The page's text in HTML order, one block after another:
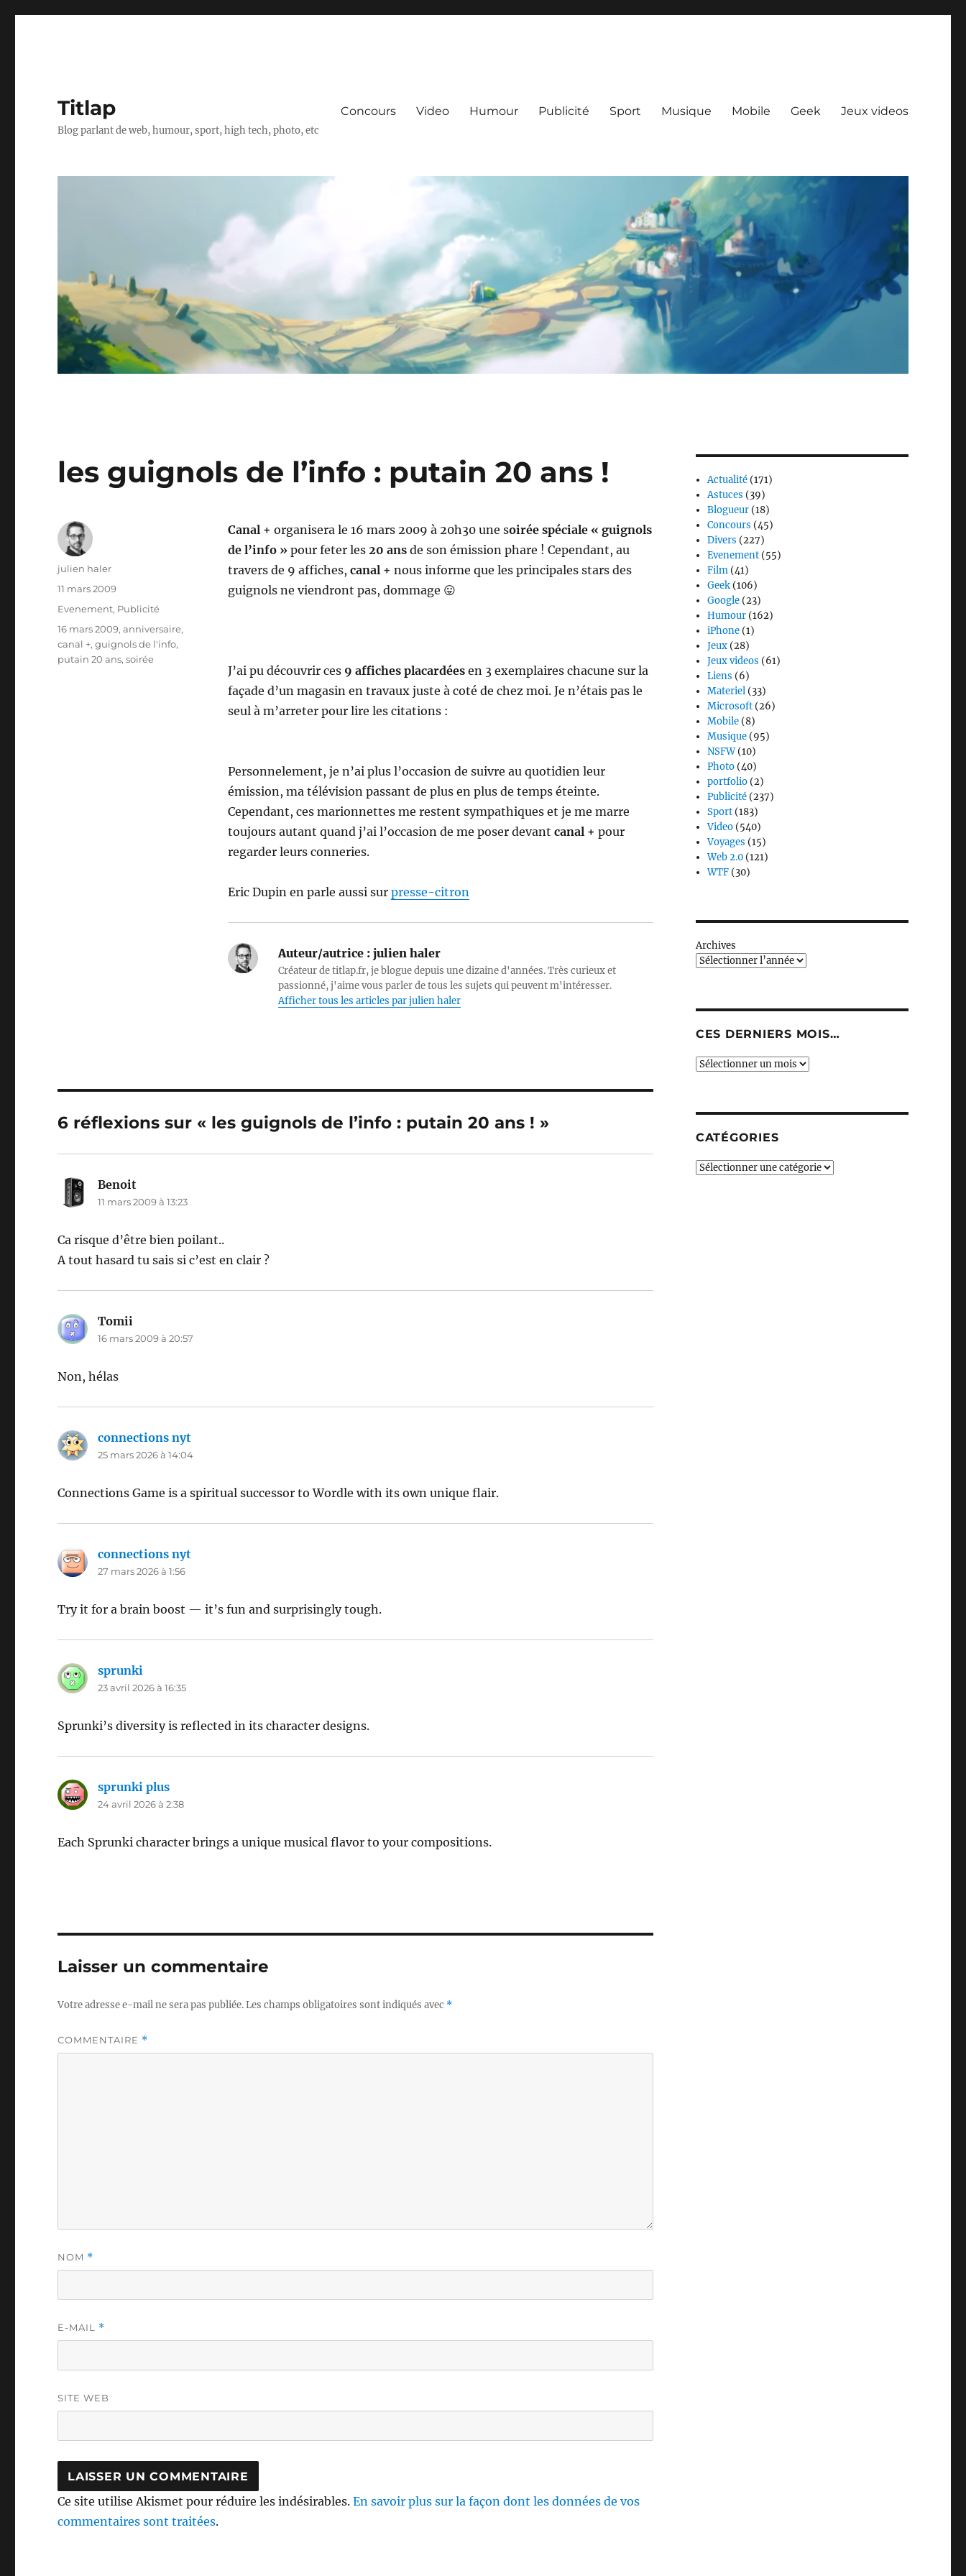
Titlap
Blog parlant de web, humour, sport, high tech, photo, etc
Concours Video Humour Publicité Sport Musique Mobile Geek Jeux videos
les guignols de l’info : putain 20 ans !
Canal + organisera le 16 mars 2009 à 20h30 une soirée spéciale « guignols
de l’info » pour feter les 20 ansde son émission phare ! Cependant, au
travers de 9 affiches, canal + nous informe que les principales stars des
guignols ne viendront pas, dommage 😛
J’ai pu découvrir ces 9 affiches placardéesen 3 exemplaires chacune sur la
façade d’un magasin en travaux juste à coté de chez moi. Je n’étais pas le
seul à m’arreter pour lire les citations :
Personnelement, je n’ai plus l’occasion de suivre au quotidien leur
émission, ma télévision passant de plus en plus de temps éteinte.
Cependant, ces marionnettes me restent sympathiques et je me marre
toujours autant quand j’ai l’occasion de me poser devant canal + pour
regarder leurs conneries.
Eric Dupin en parle aussi sur presse-citron
Auteur/autrice :julien haler
Créateur de titlap.fr, je blogue depuis une dizaine d'années. Très curieux et
passionné, j'aime vous parler de tous les sujets qui peuvent m'intéresser.
Afficher tous les articles par julien haler
Auteur
julien haler
Publié
11 mars 2009
Catégories
Evenement, Publicité
Étiquettes
16 mars 2009,anniversaire,
canal +,guignols de l'info,
putain 20 ans,soirée
6 réflexions sur « les guignols de l’info : putain 20 ans ! »
Benoit
11 mars 2009 à 13:23
Ca risque d’être bien poilant..
A tout hasard tu sais si c’est en clair ?
Tomii
16 mars 2009 à 20:57
Non, hélas
connections nyt
25 mars 2026 à 14:04
Connections Game is a spiritual successor to Wordle with its own unique flair.
connections nyt
27 mars 2026 à 1:56
Try it for a brain boost — it’s fun and surprisingly tough.
sprunki
23 avril 2026 à 16:35
Sprunki’s diversity is reflected in its character designs.
sprunki plus
24 avril 2026 à 2:38
Each Sprunki character brings a unique musical flavor to your compositions.
Laisser un commentaire
Votre adresse e-mail ne sera pas publiée.Les champs obligatoires sont indiqués avec *
COMMENTAIRE *
NOM *
E-MAIL *
SITE WEB
Ce site utilise Akismet pour réduire les indésirables.En savoir plus sur la façon dont les données de vos
commentaires sont traitées.
Actualité (171)
Astuces (39)
Blogueur (18)
Concours (45)
Divers (227)
Evenement (55)
Film (41)
Geek (106)
Google (23)
Humour (162)
iPhone (1)
Jeux (28)
Jeux videos (61)
Liens (6)
Materiel (33)
Microsoft (26)
Mobile (8)
Musique (95)
NSFW(10)
Photo (40)
portfolio (2)
Publicité (237)
Sport (183)
Video (540)
Voyages (15)
Web 2.0 (121)
WTF (30)
Archives
CES DERNIERS MOIS…
Ces
CATÉGORIES
Catégories